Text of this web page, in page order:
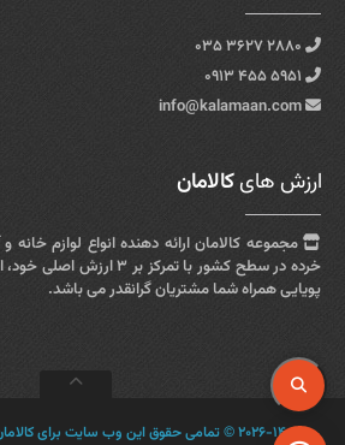
info@kalamaan.com
ارزش هایکالامان
مجموعه کالامان ارائه دهنده انواع لوازم
خرده در سطح کشور با تمرکز
پویایی همراه شما مشتریان گرانقدر می باشد.
۲۰۲۶-۱۴۰۵ © تمامی حقوق این وب سایت برای کالامان محفوظ است